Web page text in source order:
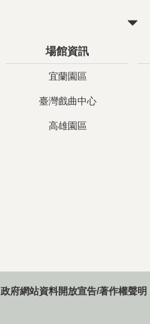
場館資訊
宜蘭園區
臺灣戲曲中心
高雄園區
政府網站資料開放宣告/著作權聲明